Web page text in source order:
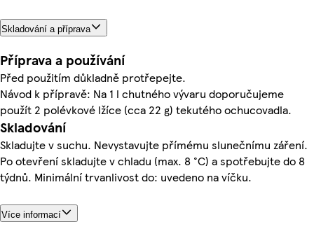
Skladování a příprava
Příprava a používání
Před použitím důkladně protřepejte.
Návod k přípravě: Na 1 l chutného vývaru doporučujeme
použít 2 polévkové lžíce (cca 22 g) tekutého ochucovadla.
Skladování
Skladujte v suchu. Nevystavujte přímému slunečnímu záření.
Po otevření skladujte v chladu (max. 8 °C) a spotřebujte do 8
týdnů. Minimální trvanlivost do: uvedeno na víčku.
Více informací